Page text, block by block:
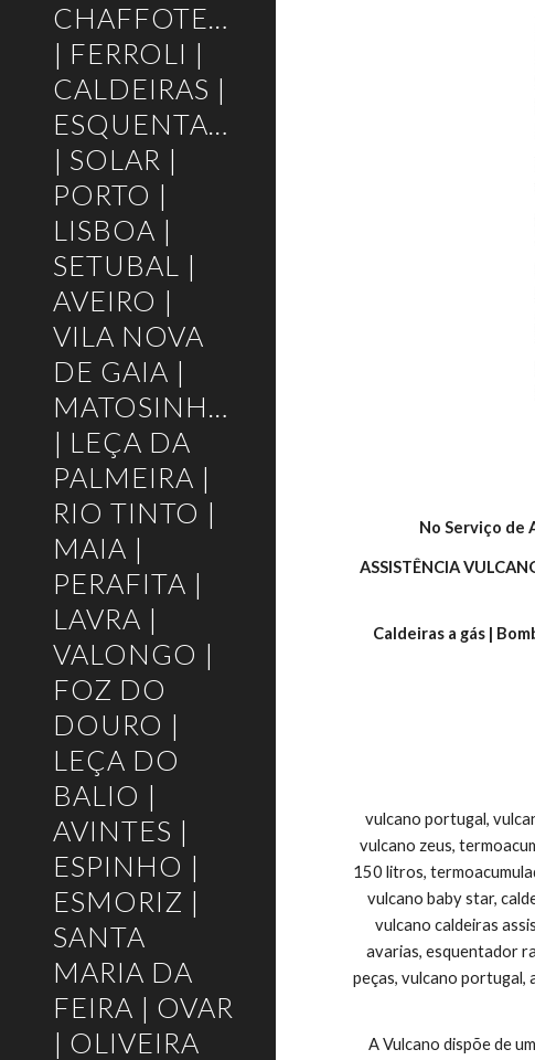
CHAFFOTEAUX
| FERROLI |
CALDEIRAS |
ESQUENTADORES
| SOLAR |
PORTO |
LISBOA |
SETUBAL |
AVEIRO |
VILA NOVA
DE GAIA |
MATOSINHOS
| LEÇA DA
PALMEIRA |
RIO TINTO |
MAIA |
PERAFITA |
LAVRA |
VALONGO |
FOZ DO
DOURO |
LEÇA DO
BALIO |
AVINTES |
ESPINHO |
ESMORIZ |
SANTA
MARIA DA
FEIRA | OVAR
| OLIVEIRA
No Serviço de
ASSISTÊNCIA
Caldeiras a gás |
vulcano portugal,
vulcano zeus,
150 litros,
vulcano baby star,
vulcano caldeiras
avarias, esquentador
peças, vulcano portugal,
A Vulcano dispõe de